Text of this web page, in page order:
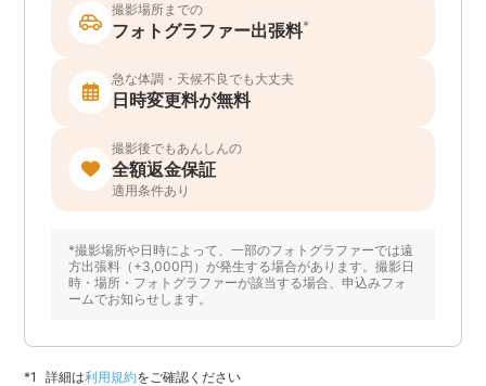
撮影場所までの
フォトグラファー出張料*
急な体調・天候不良でも大丈夫
日時変更料が無料
撮影後でもあんしんの
全額返金保証
適用条件あり
*撮影場所や日時によって、一部のフォトグラファーでは遠
方出張料（+3,000円）が発生する場合があります。撮影日
時・場所・フォトグラファーが該当する場合、申込みフォ
ームでお知らせします。
詳細は利用規約をご確認ください